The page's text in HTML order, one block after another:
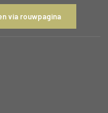
via rouwpagina